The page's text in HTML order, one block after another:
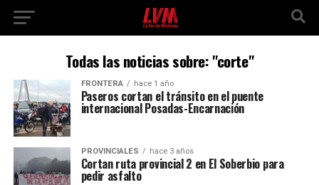
Todas las noticias sobre: "corte"
FRONTERA hace 1 año
Paseros cortan el tránsito en el puente
internacional Posadas-Encarnación
PROVINCIALES hace 3 años
Cortan ruta provincial 2 en El Soberbio para
pedir asfalto